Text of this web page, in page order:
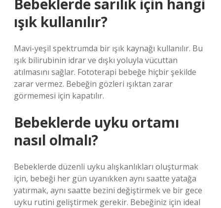
Bebeklerde sarılık için hangi
ışık kullanılır?
Mavi-yeşil spektrumda bir ışık kaynağı kullanılır. Bu
ışık bilirubinin idrar ve dışkı yoluyla vücuttan
atılmasını sağlar. Fototerapi bebeğe hiçbir şekilde
zarar vermez. Bebeğin gözleri ışıktan zarar
görmemesi için kapatılır.
Bebeklerde uyku ortamı
nasıl olmalı?
Bebeklerde düzenli uyku alışkanlıkları oluşturmak
için, bebeği her gün uyanıkken aynı saatte yatağa
yatırmak, aynı saatte bezini değiştirmek ve bir gece
uyku rutini geliştirmek gerekir. Bebeğiniz için ideal